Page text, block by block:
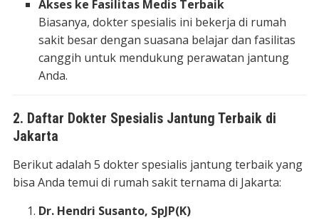
Akses ke Fasilitas Medis Terbaik
Biasanya, dokter spesialis ini bekerja di rumah
sakit besar dengan suasana belajar dan fasilitas
canggih untuk mendukung perawatan jantung
Anda.
2. Daftar Dokter Spesialis Jantung Terbaik di
Jakarta
Berikut adalah 5 dokter spesialis jantung terbaik yang
bisa Anda temui di rumah sakit ternama di Jakarta:
Dr. Hendri Susanto, SpJP(K)